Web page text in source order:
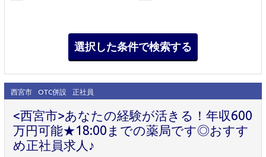
西宮市 OTC併設 正社員
<西宮市>あなたの経験が活きる！年収600
万円可能★18:00までの薬局です◎おすす
め正社員求人♪